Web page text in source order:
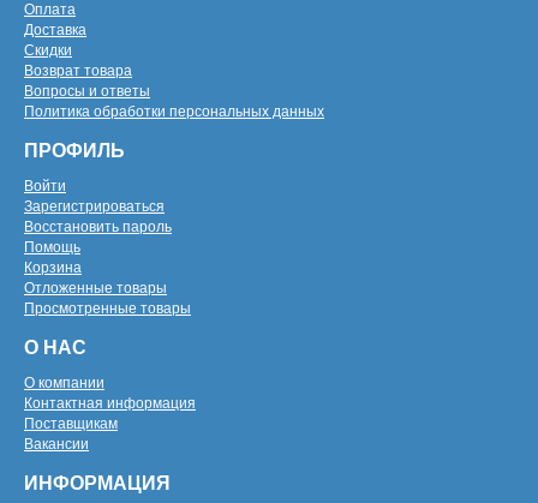
Оплата
Доставка
Скидки
Возврат товара
Вопросы и ответы
Политика обработки персональных данных
ПРОФИЛЬ
Войти
Зарегистрироваться
Восстановить пароль
Помощь
Корзина
Отложенные товары
Просмотренные товары
О НАС
О компании
Контактная информация
Поставщикам
Вакансии
ИНФОРМАЦИЯ